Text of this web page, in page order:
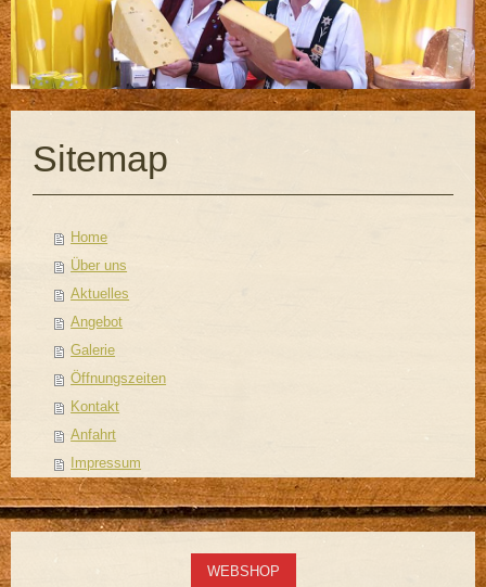
Sitemap
Home
Über uns
Aktuelles
Angebot
Galerie
Öffnungszeiten
Kontakt
Anfahrt
Impressum
WEBSHOP